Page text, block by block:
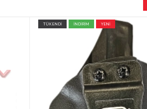
İNDİRİM YENİ